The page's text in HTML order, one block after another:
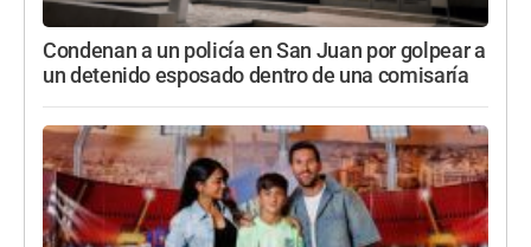
Condenan a un policía en San Juan por golpear a
un detenido esposado dentro de una comisaría